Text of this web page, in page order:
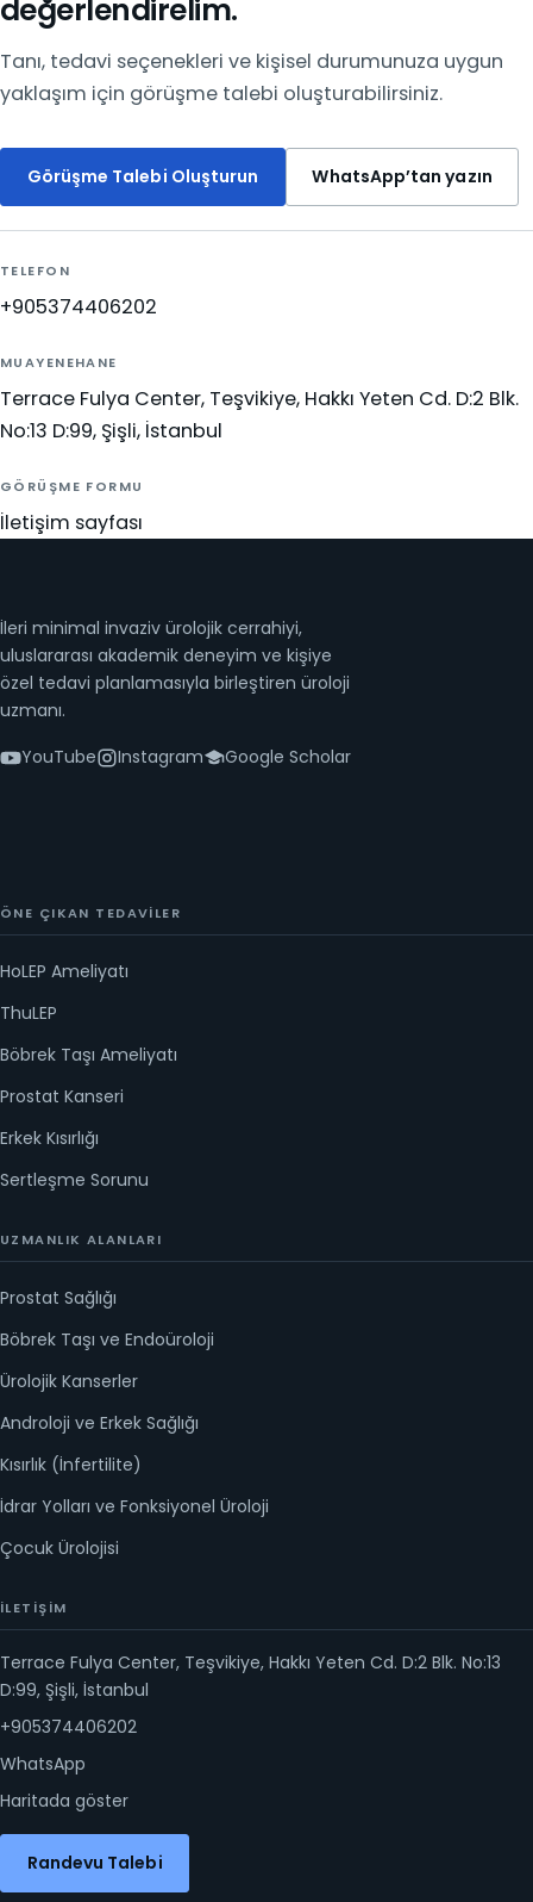
değerlendirelim.
Tanı, tedavi seçenekleri ve kişisel durumunuza uygun
yaklaşım için görüşme talebi oluşturabilirsiniz.
Görüşme Talebi Oluşturun WhatsApp’tan yazın
TELEFON
+905374406202
MUAYENEHANE
Terrace Fulya Center, Teşvikiye, Hakkı Yeten Cd. D:2 Blk.
No:13 D:99, Şişli, İstanbul
GÖRÜŞME FORMU
İletişim sayfası
İleri minimal invaziv ürolojik cerrahiyi,
uluslararası akademik deneyim ve kişiye
özel tedavi planlamasıyla birleştiren üroloji
uzmanı.
YouTube
Instagram Google Scholar
ÖNE ÇIKAN TEDAVILER
HoLEP Ameliyatı
ThuLEP
Böbrek Taşı Ameliyatı
Prostat Kanseri
Erkek Kısırlığı
Sertleşme Sorunu
UZMANLIK ALANLARI
Prostat Sağlığı
Böbrek Taşı ve Endoüroloji
Ürolojik Kanserler
Androloji ve Erkek Sağlığı
Kısırlık (İnfertilite)
İdrar Yolları ve Fonksiyonel Üroloji
Çocuk Ürolojisi
İLETIŞIM
Terrace Fulya Center, Teşvikiye, Hakkı Yeten Cd. D:2 Blk. No:13
D:99, Şişli, İstanbul
+905374406202
WhatsApp
Haritada göster
Randevu Talebi